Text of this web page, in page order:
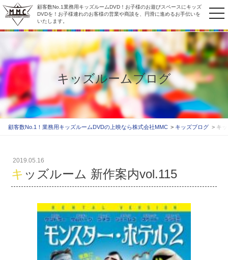
顧客数No.1業務用キッズルームDVD！お子様のお遊びスペースにキッズ
DVDを！お子様連れのお客様の営業や商談を、円滑に進めるお手伝いを
いたします。
キッズルームブログ
顧客数No.1！業務用キッズルームDVDの上映なら株式会社MMC キッズブログ キ
2019.05.16
キッズルーム 新作案内vol.115